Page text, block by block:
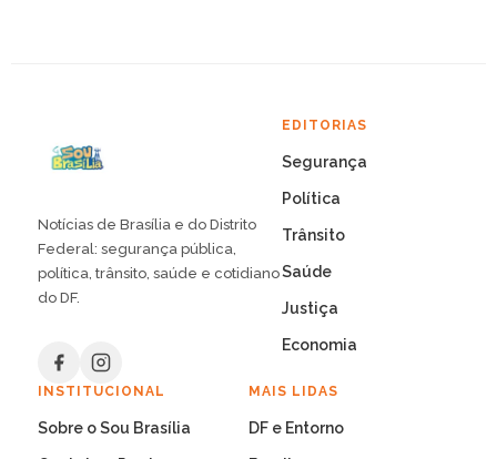
Notícias de Brasília e do Distrito
Federal: segurança pública,
política, trânsito, saúde e cotidiano
do DF.
EDITORIAS
Segurança
Política
Trânsito
Saúde
Justiça
Economia
INSTITUCIONAL
Sobre o Sou Brasília
MAIS LIDAS
DF e Entorno